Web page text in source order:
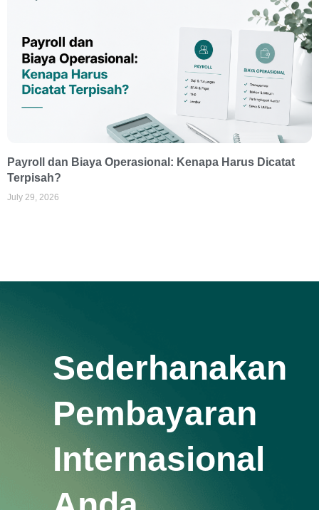
Payroll dan Biaya Operasional: Kenapa Harus Dicatat
Terpisah?
July 29, 2026
Sederhanakan
Pembayaran
Internasional